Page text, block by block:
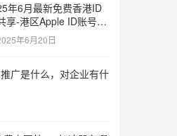
年6月最新免费香港ID
享-港区Apple ID账号分
年6月20日
广是什么，对企业有什